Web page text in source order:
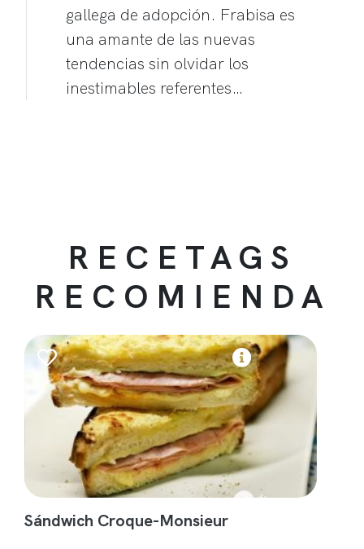
gallega de adopción. Frabisa es
una amante de las nuevas
tendencias sin olvidar los
inestimables referentes…
RECETAGS
RECOMIENDA
Sándwich Croque-Monsieur